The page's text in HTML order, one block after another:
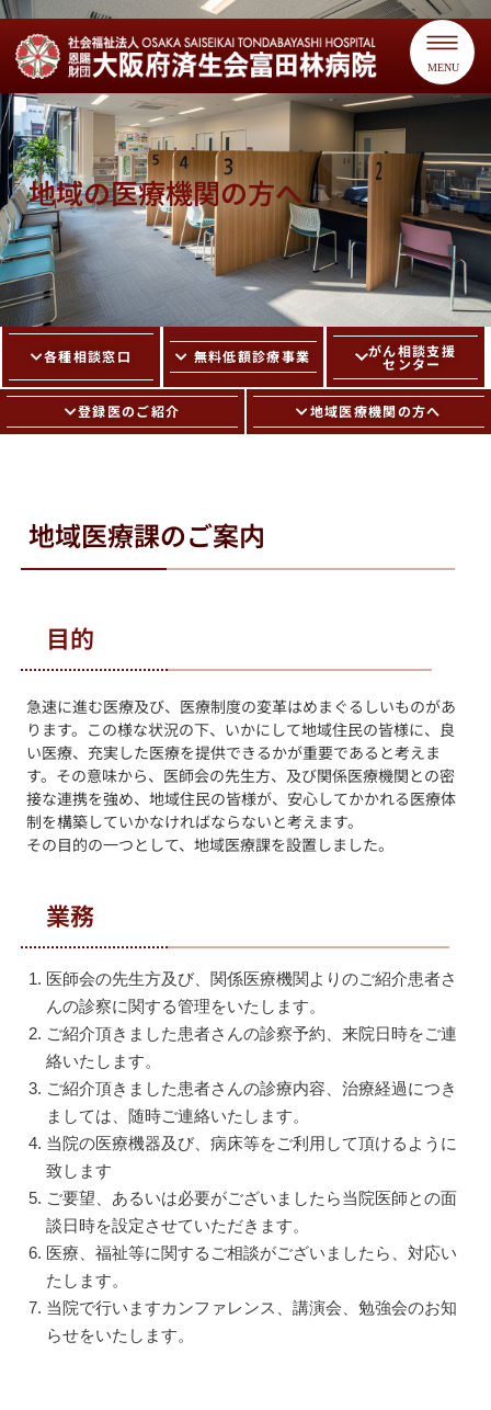
MENU
地域の医療機関の方へ
各種相談窓口 無料低額診療事業 がん相談支援
センター
登録医のご紹介 地域医療機関の方へ
地域医療課のご案内
目的
急速に進む医療及び、医療制度の変革はめまぐるしいものがあ
ります。この様な状況の下、いかにして地域住民の皆様に、良
い医療、充実した医療を提供できるかが重要であると考えま
す。その意味から、医師会の先生方、及び関係医療機関との密
接な連携を強め、地域住民の皆様が、安心してかかれる医療体
制を構築していかなければならないと考えます。
その目的の一つとして、地域医療課を設置しました。
業務
医師会の先生方及び、関係医療機関よりのご紹介患者さ
んの診察に関する管理をいたします。
ご紹介頂きました患者さんの診察予約、来院日時をご連
絡いたします。
ご紹介頂きました患者さんの診療内容、治療経過につき
ましては、随時ご連絡いたします。
当院の医療機器及び、病床等をご利用して頂けるように
致します
ご要望、あるいは必要がございましたら当院医師との面
談日時を設定させていただきます。
医療、福祉等に関するご相談がございましたら、対応い
たします。
当院で行いますカンファレンス、講演会、勉強会のお知
らせをいたします。